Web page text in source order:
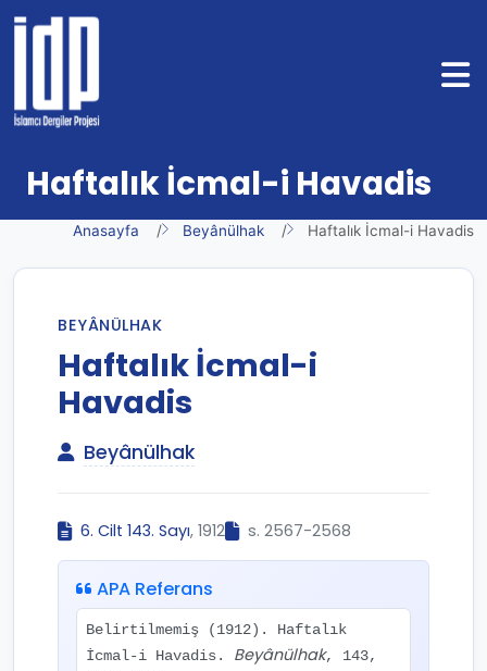
Haftalık İcmal-i Havadis
Anasayfa Beyânülhak Haftalık İcmal-i Havadis
BEYÂNÜLHAK
Haftalık İcmal-i
Havadis
Beyânülhak
6. Cilt 143. Sayı, 1912 s. 2567-2568
APA Referans
Belirtilmemiş (1912). Haftalık
İcmal-i Havadis. Beyânülhak, 143,